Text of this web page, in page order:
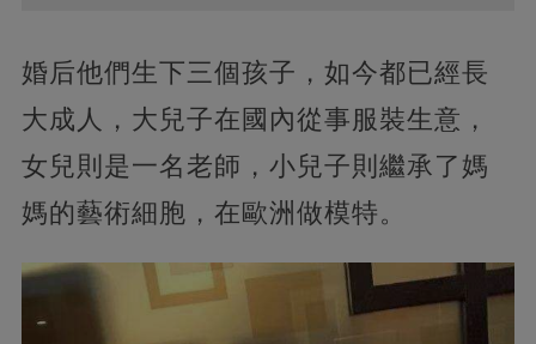
婚后他們生下三個孩子，如今都已經長
大成人，大兒子在國內從事服裝生意，
女兒則是一名老師，小兒子則繼承了媽
媽的藝術細胞，在歐洲做模特。